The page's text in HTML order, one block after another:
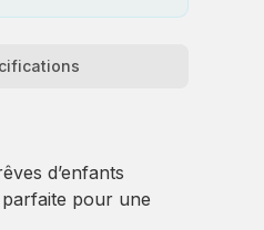
d’enfants
pour une